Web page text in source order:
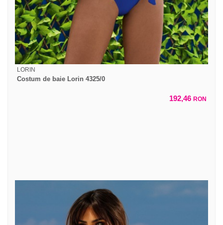
LORIN
Costum de baie Lorin 4325/0
192,46 RON